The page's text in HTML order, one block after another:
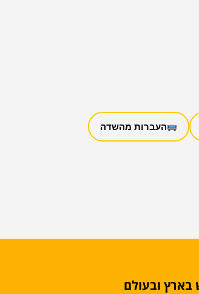
העברות מהשדה
בארץ ובעולם